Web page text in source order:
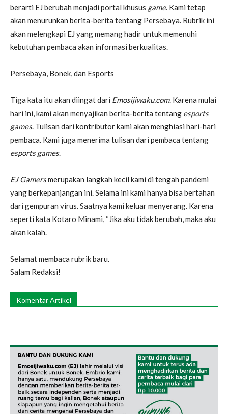
berarti EJ berubah menjadi portal khusus game. Kami tetap
akan menurunkan berita-berita tentang Persebaya. Rubrik ini
akan melengkapi EJ yang memang hadir untuk memenuhi
kebutuhan pembaca akan informasi berkualitas.
Persebaya, Bonek, dan Esports
Tiga kata itu akan diingat dari Emosijiwaku.com. Karena mulai
hari ini, kami akan menyajikan berita-berita tentang esports
games. Tulisan dari kontributor kami akan menghiasi hari-hari
pembaca. Kami juga menerima tulisan dari pembaca tentang
esports games.
EJ Gamersmerupakan langkah kecil kami di tengah pandemi
yang berkepanjangan ini. Selama ini kami hanya bisa bertahan
dari gempuran virus. Saatnya kami keluar menyerang. Karena
seperti kata Kotaro Minami, “Jika aku tidak berubah, maka aku
akan kalah.
Selamat membaca rubrik baru.
Salam Redaksi!
Komentar Artikel